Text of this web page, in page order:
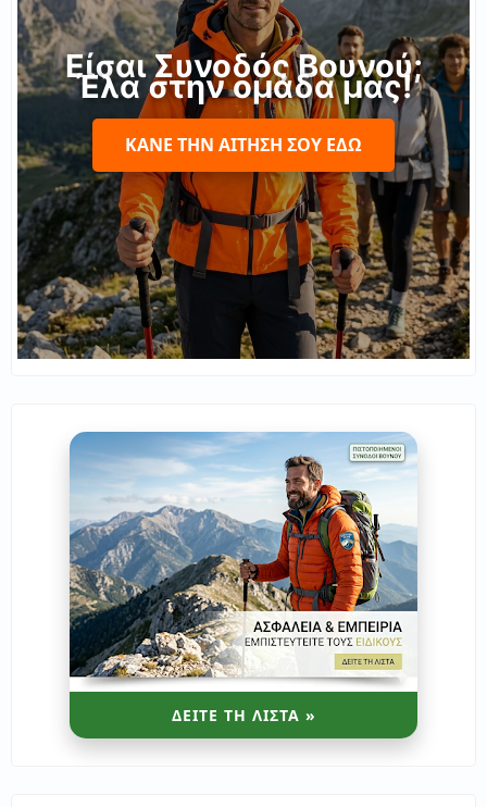
Είσαι Συνοδός Βουνού;
Έλα στην ομάδα μας!
ΚΆΝΕ ΤΗΝ ΑΊΤΗΣΉ ΣΟΥ ΕΔΏ
ΔΕΙΤΕ ΤΗ ΛΙΣΤΑ »